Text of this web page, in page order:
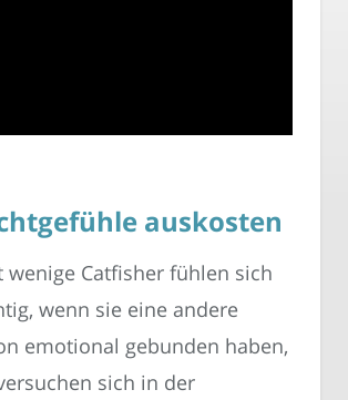
auskosten
wenige Catfisher fühlen sich
wenn sie eine andere
emotional gebunden haben,
sich in der